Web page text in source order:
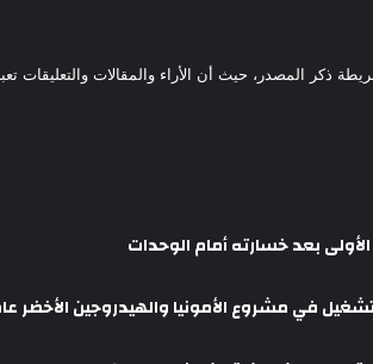
ذكر المصدر، حيث أن الأراء والمقالات والتعليقات
بعد خسارته أمام الوحدات
في مشروع الأمونيا والهيدروجين الأخضر عام